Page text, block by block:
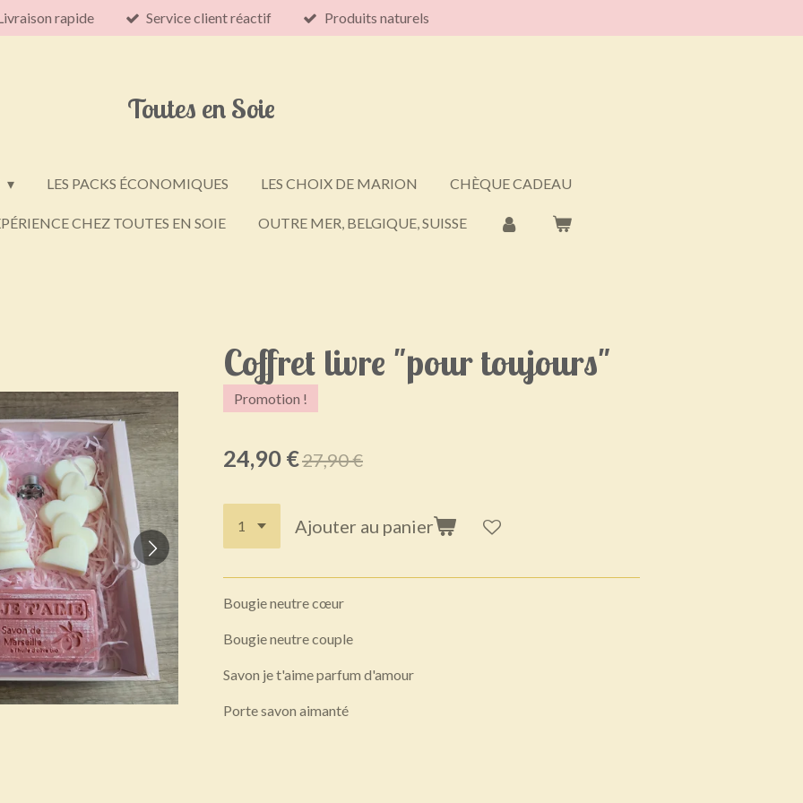
rapide Service client réactif Produits naturels
Toutes en Soie
LES PACKS ÉCONOMIQUES LES CHOIX DE MARION CHÈQUE CADEAU
CHEZ TOUTES EN SOIE OUTRE MER, BELGIQUE, SUISSE
Coffret livre "pour toujours"
Promotion !
24,90 €27,90 €
Ajouter au panier
Bougie neutre cœur
Bougie neutre couple
Savon je t'aime parfum d'amour
Porte savon aimanté